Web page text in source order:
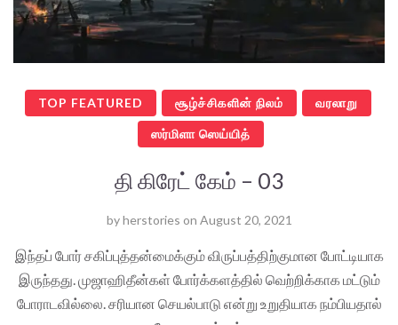
TOP FEATURED சூழ்ச்சிகளின் நிலம் வரலாறு
ஸர்மிளா ஸெய்யித்
தி கிரேட் கேம் – 03
byherstories on August 20, 2021
இந்தப் போர் சகிப்புத்தன்மைக்கும் விருப்பத்திற்குமான போட்டியாக
இருந்தது. முஜாஹிதீன்கள் போர்க்களத்தில் வெற்றிக்காக மட்டும்
போராடவில்லை. சரியான செயல்பாடு என்று உறுதியாக நம்பியதால்